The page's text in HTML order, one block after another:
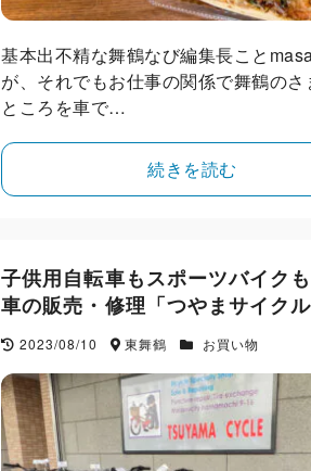
基本出不精な舞鶴なび編集長こと
が、それでもお仕事の関係で舞鶴のさ
ところを車で…
続きを読む
子供用自転車もスポーツバイク
車の販売・修理「つやまサイクル
2023/08/10 東舞鶴 お買い物